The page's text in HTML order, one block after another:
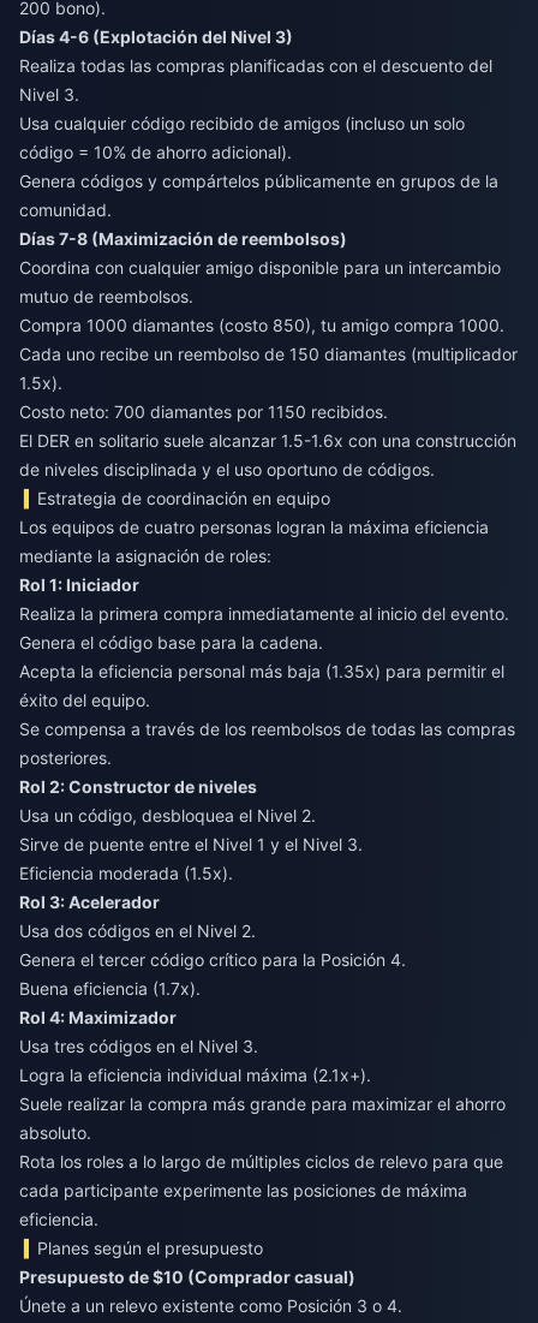
200 bono).
Días 4-6 (Explotación del Nivel 3)
Realiza todas las compras planificadas con el descuento del
Nivel 3.
Usa cualquier código recibido de amigos (incluso un solo
código = 10% de ahorro adicional).
Genera códigos y compártelos públicamente en grupos de la
comunidad.
Días 7-8 (Maximización de reembolsos)
Coordina con cualquier amigo disponible para un intercambio
mutuo de reembolsos.
Compra 1000 diamantes (costo 850), tu amigo compra 1000.
Cada uno recibe un reembolso de 150 diamantes (multiplicador
1.5x).
Costo neto: 700 diamantes por 1150 recibidos.
El DER en solitario suele alcanzar 1.5-1.6x con una construcción
de niveles disciplinada y el uso oportuno de códigos.
Estrategia de coordinación en equipo
Los equipos de cuatro personas logran la máxima eficiencia
mediante la asignación de roles:
Rol 1: Iniciador
Realiza la primera compra inmediatamente al inicio del evento.
Genera el código base para la cadena.
Acepta la eficiencia personal más baja (1.35x) para permitir el
éxito del equipo.
Se compensa a través de los reembolsos de todas las compras
posteriores.
Rol 2: Constructor de niveles
Usa un código, desbloquea el Nivel 2.
Sirve de puente entre el Nivel 1 y el Nivel 3.
Eficiencia moderada (1.5x).
Rol 3: Acelerador
Usa dos códigos en el Nivel 2.
Genera el tercer código crítico para la Posición 4.
Buena eficiencia (1.7x).
Rol 4: Maximizador
Usa tres códigos en el Nivel 3.
Logra la eficiencia individual máxima (2.1x+).
Suele realizar la compra más grande para maximizar el ahorro
absoluto.
Rota los roles a lo largo de múltiples ciclos de relevo para que
cada participante experimente las posiciones de máxima
eficiencia.
Planes según el presupuesto
Presupuesto de $10 (Comprador casual)
Únete a un relevo existente como Posición 3 o 4.